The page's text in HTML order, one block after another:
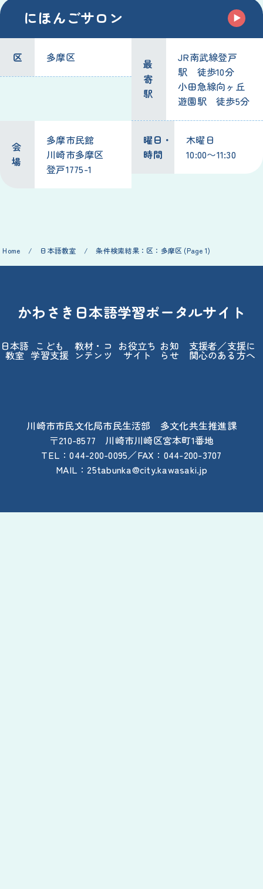
にほんごサロン
区 多摩区
最
寄
駅
JR南武線登戸
駅
徒歩10分
小田急線向ヶ丘
遊園駅 徒歩5分
会
場
多摩市民館
川崎市多摩区
登戸1775-1
曜日 ・
時間
木曜日
10:00〜11:30
Home / 日本語教室 / 条件検索結果： 区 ： 多摩区 (Page 1)
かわさき 日本語学習ポータルサイト
日本語
教室
こども
学習支援
教材 ・コ
ンテンツ
お役立ち
サイト
お知
らせ
支援者／支援に
関心のある方へ
川崎市市民文化局市民生活部 多文化共生推進課
〒210-8577 川崎市川崎区宮本町1番地
TEL：044-200-0095／FAX：044-200-3707
MAIL：25tabunka@city.kawasaki.jp